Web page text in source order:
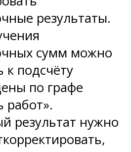
результаты.
сумм можно
к подсчёту
по графе
работ».
результат нужно